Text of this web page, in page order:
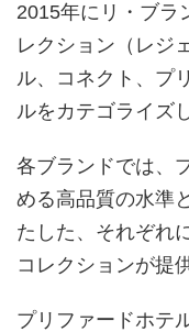
2015年にリ・ブラ
レクション（レジ
ル、コネクト、プ
ルをカテゴライズ
各ブランドでは、
める高品質の水準
たした、それぞれ
コレクションが提
プリファードホテ